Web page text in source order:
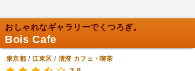
おしゃれなギャラリーでくつろぎ。
Bois Cafe
東京都 /江東区 / 清澄 カフェ・喫茶